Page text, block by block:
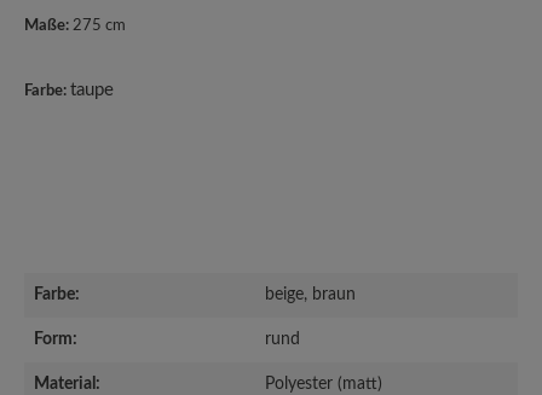
Maße: 275 cm
Farbe: taupe
Farbe: beige, braun
Form: rund
Material: Polyester (matt)